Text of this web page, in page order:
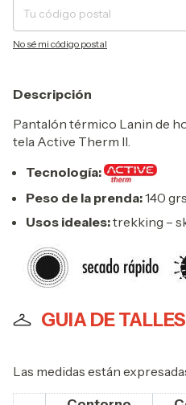
No sé mi código postal
Descripción
Pantalón térmico Lanin de
tela Active Therm II.
Tecnología:
Peso de la prenda:140
Usos ideales:trekking –
GUIA DE TALLES
Las medidas están